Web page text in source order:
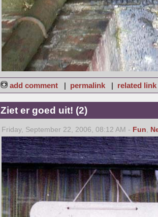
add comment | permalink | related link
Ziet er goed uit! (2)
Friday, September 22, 2006, 08:12 AM - Fun,